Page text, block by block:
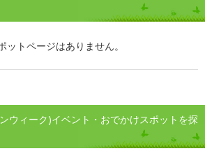
トページはありません。
ウィーク)イベント・おでかけスポットを探